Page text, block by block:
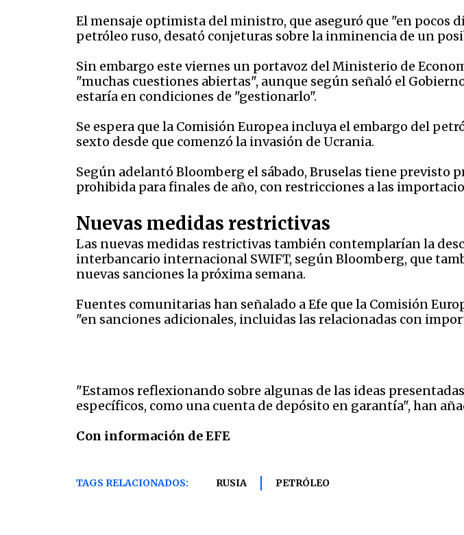
El mensaje optimista del ministro, que aseguró que "en
petróleo ruso, desató conjeturas sobre la inminencia de un
Sin embargo este viernes un portavoz del Ministerio de
"muchas cuestiones abiertas", aunque según señaló el
estaría en condiciones de "gestionarlo".
Se espera que la Comisión Europea incluya el embargo del
sexto desde que comenzó la invasión de Ucrania.
Según adelantó Bloomberg el sábado, Bruselas tiene previsto
prohibida para finales de año, con restricciones a las
Nuevas medidas restrictivas
Las nuevas medidas restrictivas también contemplarían la
interbancario internacional SWIFT, según Bloomberg, que
nuevas sanciones la próxima semana.
Fuentes comunitarias han señalado a Efe que la Comisión
"en sanciones adicionales, incluidas las relacionadas con
"Estamos reflexionando sobre algunas de las ideas
específicos, como una cuenta de depósito en garantía", han
Con información de EFE
TAGS RELACIONADOS: RUSIA PETRÓLEO